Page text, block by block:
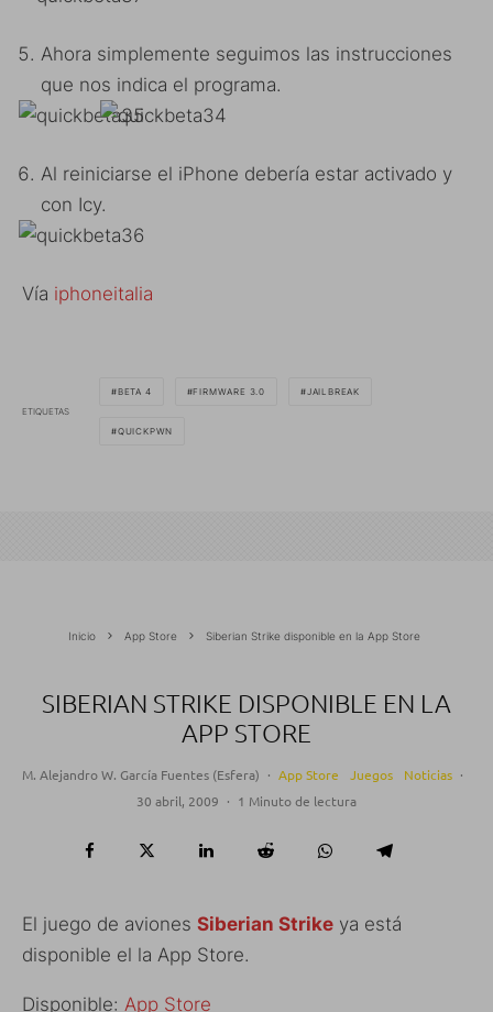
Ahora simplemente seguimos las instrucciones
que nos indica el programa.
Al reiniciarse el iPhone debería estar activado y
con Icy.
Vía iphoneitalia
ETIQUETAS
BETA 4 FIRMWARE 3.0 JAILBREAK
QUICKPWN
Inicio App Store Siberian Strike disponible en la App Store
SIBERIAN STRIKE DISPONIBLE EN LA
APP STORE
M. Alejandro W. García Fuentes (Esfera) · App Store Juegos Noticias ·
30 abril, 2009 · 1 Minuto de lectura
El juego de aviones Siberian Strike ya está
disponible el la App Store.
Disponible: App Store